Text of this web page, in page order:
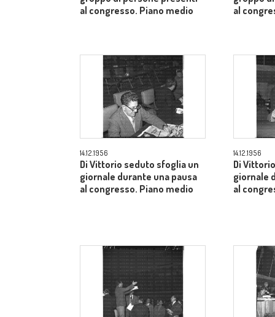
al congresso. Piano medio
al
14.12.1956
Di Vittorio seduto sfoglia un
giornale durante una pausa
al congresso. Piano medio
14.12.1956
Di
giornale
al